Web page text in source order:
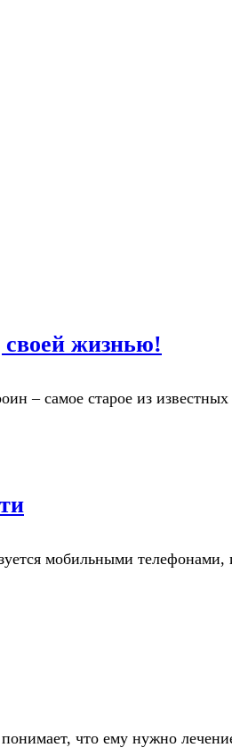
своей жизнью!
– самое старое из
мобильными
что ему нужно